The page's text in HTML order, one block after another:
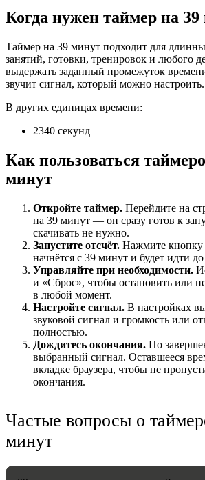
НАСТРОЙКИ
Звуки:
Громкость:
Когда нужен таймер на
Таймер на 39 минут подходит для
занятий, готовки, тренировок и любого
выдержать заданный промежуток
звучит сигнал, который можно настроить.
В других единицах времени:
2340 секунд
Как пользоваться
минут
Откройте таймер. Перейдите на
на 39 минут — он сразу готов к
скачивать не нужно.
Запустите отсчёт. Нажмите кнопку
начнётся с 39 минут и будет идти
Управляйте при необходимости.
и «Сброс», чтобы остановить или
в любой момент.
Настройте сигнал. В настройках
звуковой сигнал и громкость или
полностью.
Дождитесь окончания. По
выбранный сигнал. Оставшееся
вкладке браузера, чтобы не
окончания.
Частые вопросы о
минут